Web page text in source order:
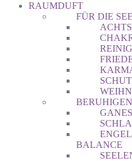
RAUMDUFT
FÜR DIE
BALANCE